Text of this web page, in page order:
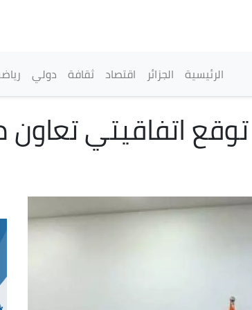
القائمة الرئيسية
الرئيسية الجزائر اقتصاد ثقافة دولي
اتفاقيتي